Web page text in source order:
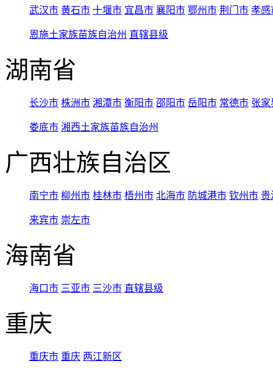
武汉市 黄石市 十堰市 宜昌市 襄阳市 鄂州市 荆门市 孝感
恩施土家族苗族自治州 直辖县级
湖南省
长沙市 株洲市 湘潭市 衡阳市 邵阳市 岳阳市 常德市 张家
娄底市 湘西土家族苗族自治州
广西壮族自治区
南宁市 柳州市 桂林市 梧州市 北海市 防城港市 钦州市 贵
来宾市 崇左市
海南省
海口市 三亚市 三沙市 直辖县级
重庆
重庆市 重庆 两江新区